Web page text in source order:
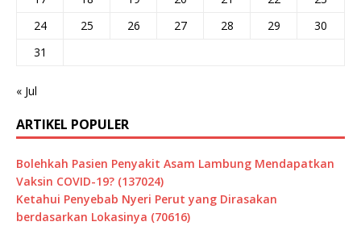
24
25 26 27 28 29
30
31
« Jul
ARTIKEL POPULER
Bolehkah Pasien Penyakit Asam Lambung Mendapatkan
Vaksin COVID-19? (137024)
Ketahui Penyebab Nyeri Perut yang Dirasakan
berdasarkan Lokasinya (70616)